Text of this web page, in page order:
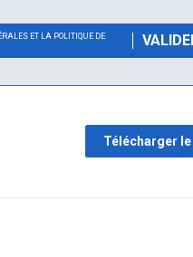
ET LA POLITIQUE DE
Télécharger